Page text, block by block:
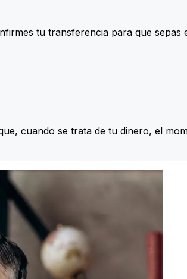
tu transferencia para que
cuando se trata de tu dinero, el